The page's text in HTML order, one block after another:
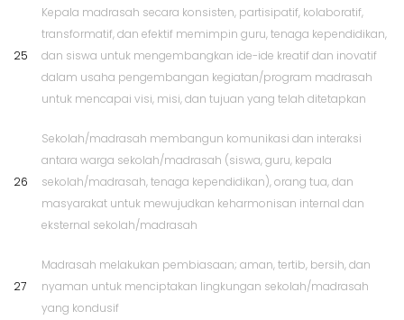
25
Kepala madrasah secara konsisten, partisipatif, kolaboratif,
transformatif, dan efektif memimpin guru, tenaga kependidikan,
dan siswa untuk mengembangkan ide-ide kreatif dan inovatif
dalam usaha pengembangan kegiatan/program madrasah
untuk mencapai visi, misi, dan tujuan yang telah ditetapkan
26
Sekolah/madrasah membangun komunikasi dan interaksi
antara warga sekolah/madrasah (siswa, guru, kepala
sekolah/madrasah, tenaga kependidikan), orang tua, dan
masyarakat untuk mewujudkan keharmonisan internal dan
eksternal sekolah/madrasah
27
Madrasah melakukan pembiasaan; aman, tertib, bersih, dan
nyaman untuk menciptakan lingkungan sekolah/madrasah
yang kondusif